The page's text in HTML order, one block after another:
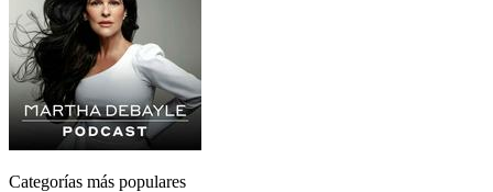
Categorías más populares